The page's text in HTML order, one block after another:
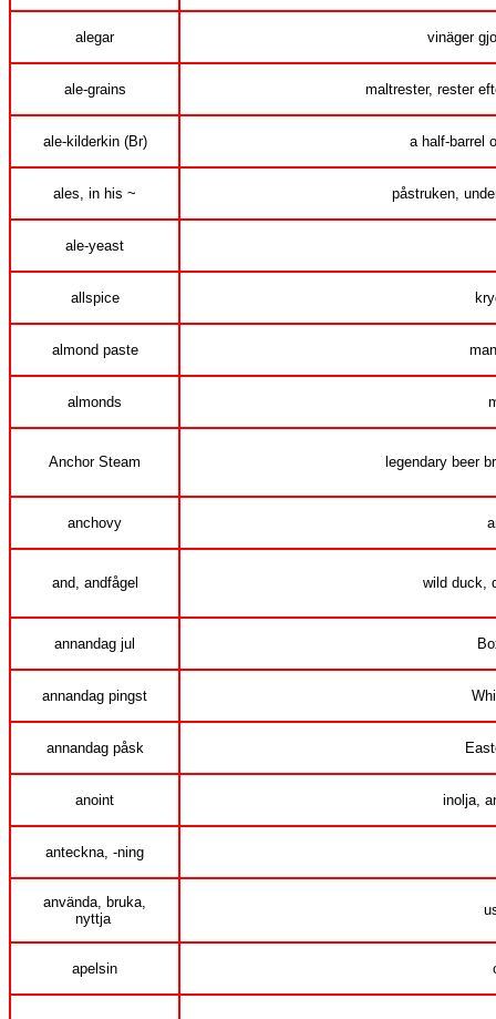
alegar vinäger
ale-grains maltrester, rester
ale-kilderkin (Br) a half-barrel
ales, in his ~ påstruken,
ale-yeast
allspice
almond paste
almonds
Anchor Steam legendary beer
anchovy
and, andfågel wild duck,
annandag jul
annandag pingst
annandag påsk
anoint inolja,
anteckna, -ning
använda, bruka,
nyttja
apelsin